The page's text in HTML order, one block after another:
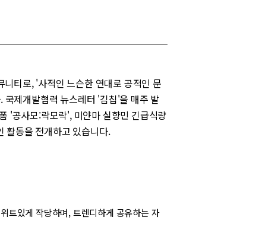
티로, '사적인 느슨한 연대로 공적인 문
제개발협력 뉴스레터 '김칩'을 매주 발
'공사모:락모락', 미얀마 실향민 긴급식량
활동을 전개하고 있습니다.
트있게 작당하며, 트렌디하게 공유하는 자